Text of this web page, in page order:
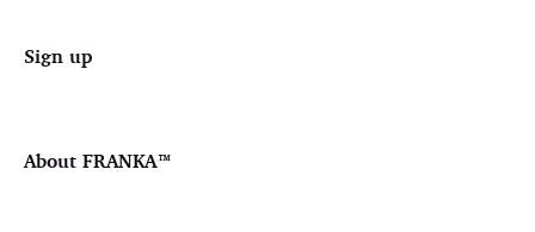
Sign up
About FRANKA™️